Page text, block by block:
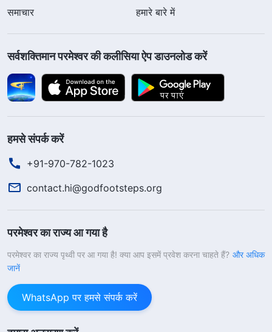
समाचार
हमारे बारे में
सर्वशक्तिमान परमेश्वर की कलीसिया ऐप डाउनलोड करें
हमसे संपर्क करें
+91-970-782-1023
contact.hi@godfootsteps.org
परमेश्वर का राज्य आ गया है
परमेश्वर का राज्य पृथ्वी पर आ गया है! क्या आप इसमें प्रवेश करना चाहते हैं? और अधिक
जानें
WhatsApp पर हमसे संपर्क करें